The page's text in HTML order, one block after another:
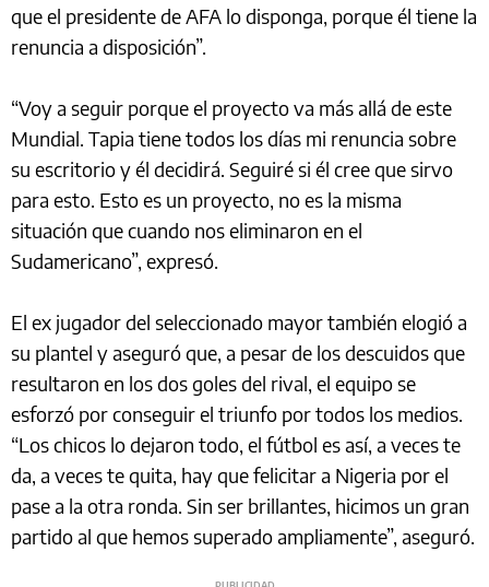
que el presidente de AFA lo disponga, porque él tiene la
renuncia a disposición”.
“Voy a seguir porque el proyecto va más allá de este
Mundial. Tapia tiene todos los días mi renuncia sobre
su escritorio y él decidirá. Seguiré si él cree que sirvo
para esto. Esto es un proyecto, no es la misma
situación que cuando nos eliminaron en el
Sudamericano”, expresó.
El ex jugador del seleccionado mayor también elogió a
su plantel y aseguró que, a pesar de los descuidos que
resultaron en los dos goles del rival, el equipo se
esforzó por conseguir el triunfo por todos los medios.
“Los chicos lo dejaron todo, el fútbol es así, a veces te
da, a veces te quita, hay que felicitar a Nigeria por el
pase a la otra ronda. Sin ser brillantes, hicimos un gran
partido al que hemos superado ampliamente”, aseguró.